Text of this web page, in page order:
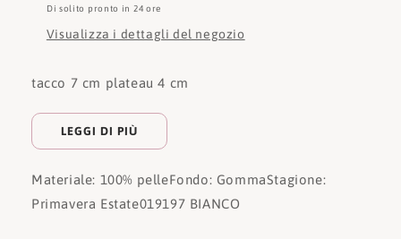
Di solito pronto in 24 ore
Visualizza i dettagli del negozio
tacco 7 cm plateau 4 cm
LEGGI DI PIÙ
Materiale: 100% pelleFondo: GommaStagione:
Primavera Estate019197 BIANCO